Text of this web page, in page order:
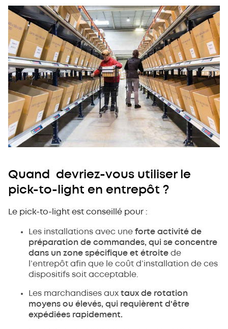
Quand devriez-vous utiliser le
pick-to-light en entrepôt ?
Le pick-to-light est conseillé pour :
Les installations avec une forte activité de
préparation de commandes, qui se concentre
dans un zone spécifique et étroite de
l’entrepôt afin que le coût d’installation de ces
dispositifs soit acceptable.
Les marchandises aux taux de rotation
moyens ou élevés, qui requièrent d'être
expédiées rapidement.